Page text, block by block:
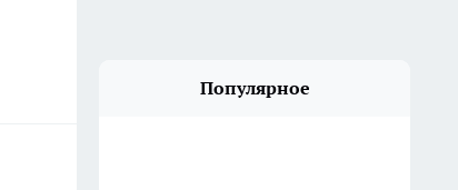
Популярное